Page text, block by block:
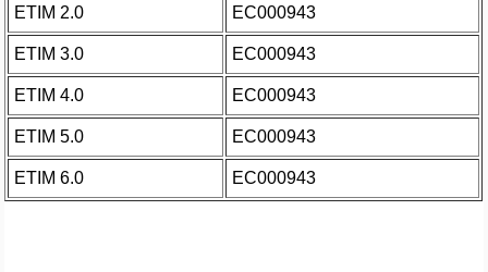
ETIM 2.0 EC000943
ETIM 3.0 EC000943
ETIM 4.0 EC000943
ETIM 5.0 EC000943
ETIM 6.0 EC000943